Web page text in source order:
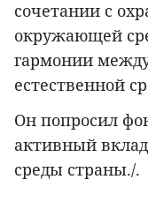
сочетании с
окружающей
гармонии
естественной
Он попросил
активный
среды страны./.